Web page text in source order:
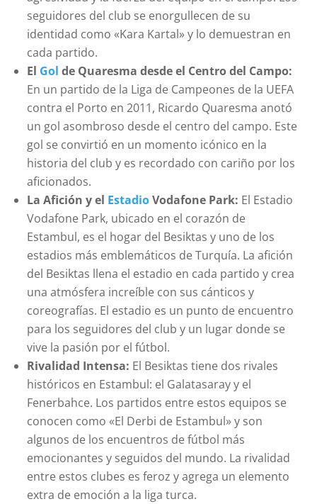
seguidores del club se enorgullecen de su
identidad como «Kara Kartal» y lo demuestran en
cada partido.
El Gol de Quaresma desde el Centro del Campo:
En un partido de la Liga de Campeones de la UEFA
contra el Porto en 2011, Ricardo Quaresma anotó
un gol asombroso desde el centro del campo. Este
gol se convirtió en un momento icónico en la
historia del club y es recordado con cariño por los
aficionados.
La Afición y el EstadioVodafone Park: El Estadio
Vodafone Park, ubicado en el corazón de
Estambul, es el hogar del Besiktas y uno de los
estadios más emblemáticos de Turquía. La afición
del Besiktas llena el estadio en cada partido y crea
una atmósfera increíble con sus cánticos y
coreografías. El estadio es un punto de encuentro
para los seguidores del club y un lugar donde se
vive la pasión por el fútbol.
Rivalidad Intensa: El Besiktas tiene dos rivales
históricos en Estambul: el Galatasaray y el
Fenerbahce. Los partidos entre estos equipos se
conocen como «El Derbi de Estambul» y son
algunos de los encuentros de fútbol más
emocionantes y seguidos del mundo. La rivalidad
entre estos clubes es feroz y agrega un elemento
extra de emoción a la liga turca.